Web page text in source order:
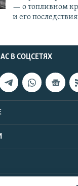
— о топливном
и его
В СОЦСЕТЯХ